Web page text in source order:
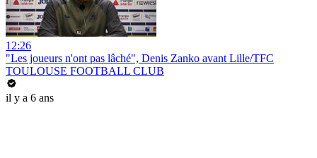
12:26
"Les joueurs n'ont pas lâché", Denis Zanko avant Lille/TFC
TOULOUSE FOOTBALL CLUB
il y a 6 ans